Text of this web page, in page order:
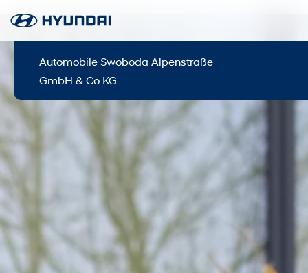
Automobile Swoboda Alpenstraße
GmbH & Co KG